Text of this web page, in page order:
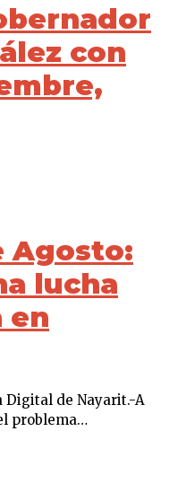
con
Agosto:
lucha
en
Digital de Nayarit.-A
problema…